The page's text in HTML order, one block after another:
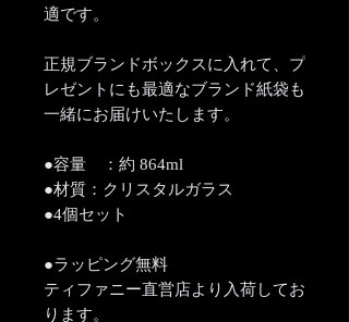
適です。
正規ブランドボックスに入れて、プ
レゼントにも最適なブランド紙袋も
一緒にお届けいたします。
●容量 ：約 864ml
●材質：クリスタルガラス
●4個セット
●ラッピング無料
ティファニー直営店より入荷してお
ります。